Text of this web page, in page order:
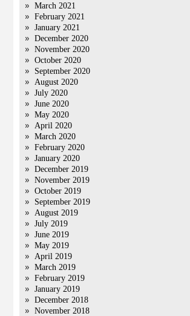
March 2021
February 2021
January 2021
December 2020
November 2020
October 2020
September 2020
August 2020
July 2020
June 2020
May 2020
April 2020
March 2020
February 2020
January 2020
December 2019
November 2019
October 2019
September 2019
August 2019
July 2019
June 2019
May 2019
April 2019
March 2019
February 2019
January 2019
December 2018
November 2018